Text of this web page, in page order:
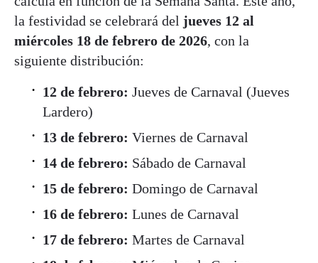
la festividad se celebrará del jueves 12 al
miércoles 18 de febrero de 2026, con la
siguiente distribución:
12 de febrero: Jueves de Carnaval (Jueves
Lardero)
13 de febrero: Viernes de Carnaval
14 de febrero: Sábado de Carnaval
15 de febrero: Domingo de Carnaval
16 de febrero: Lunes de Carnaval
17 de febrero: Martes de Carnaval